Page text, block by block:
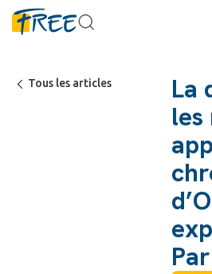
Tous les articles
La
les